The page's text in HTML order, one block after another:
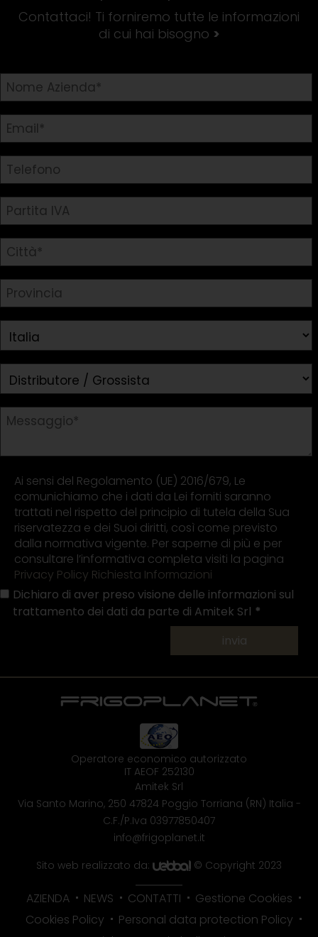
Contattaci! Ti forniremo tutte le informazioni
di cui hai bisogno >
Ai sensi del Regolamento (UE) 2016/679, Le
comunichiamo che i dati da Lei forniti saranno
trattati nel rispetto del principio di tutela della Sua
riservatezza e dei Suoi diritti, così come previsto
dalla normativa vigente. Per saperne di più e per
consultare l’informativa completa visiti la pagina
Privacy Policy Richiesta Informazioni
Dichiaro di aver preso visione delle informazioni sul
trattamento dei dati da parte di Amitek Srl
invia
Operatore economico autorizzato
IT AEOF 252130
Amitek Srl
Via Santo Marino, 250 47824 Poggio Torriana (RN) Italia -
C.F./P.Iva 03977850407
info@frigoplanet.it
Sito web realizzato da:
© Copyright 2023
AZIENDA NEWS CONTATTI
Gestione Cookies
Cookies Policy
Personal data protection Policy